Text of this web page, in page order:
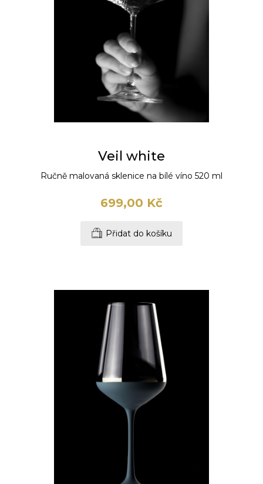
Veil white
Ručně malovaná sklenice na bílé víno 520 ml
699,00 Kč
Přidat do košíku